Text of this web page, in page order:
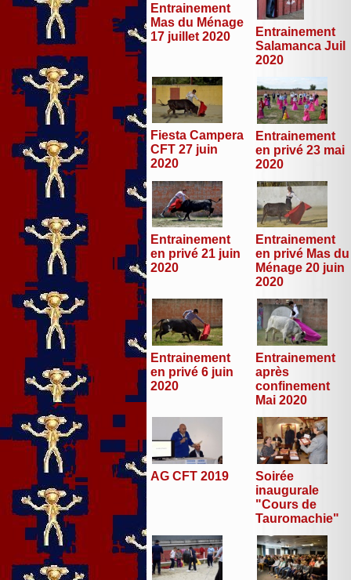
Entrainement
Mas du Ménage
17 juillet 2020
Entrainement
Salamanca Juil
2020
Fiesta Campera
CFT 27 juin
2020
Entrainement
en privé 23 mai
2020
Entrainement
en privé 21 juin
2020
Entrainement
en privé Mas du
Ménage 20 juin
2020
Entrainement
en privé 6 juin
2020
Entrainement
après
confinement
Mai 2020
AG CFT 2019
Soirée
inaugurale
"Cours de
Tauromachie"